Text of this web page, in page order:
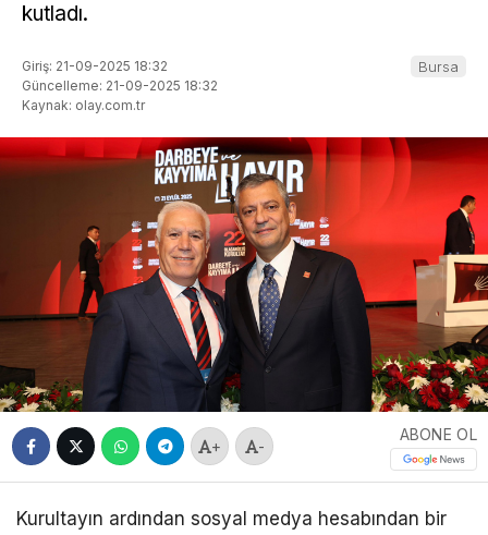
kutladı.
Giriş: 21-09-2025 18:32
Güncelleme: 21-09-2025 18:32
Kaynak: olay.com.tr
Bursa
+ -
ABONE OL
Kurultayın ardından sosyal medya hesabından bir